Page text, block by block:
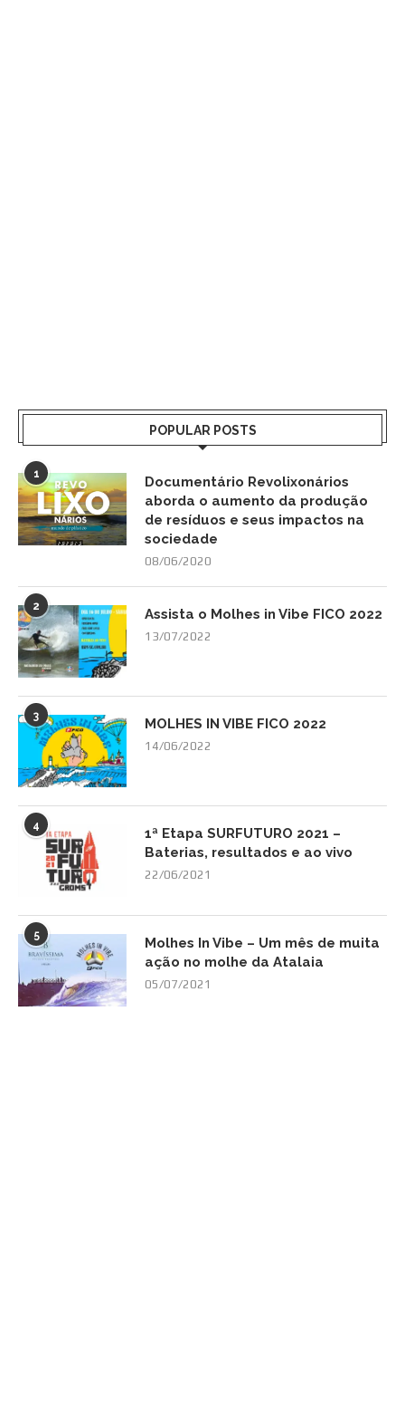
POPULAR POSTS
1
Documentário Revolixonários
aborda o aumento da produção
de resíduos e seus impactos na
sociedade
08/06/2020
2 Assista o Molhes in Vibe FICO 2022
13/07/2022
3 MOLHES IN VIBE FICO 2022
14/06/2022
4
1ª Etapa SURFUTURO 2021 –
Baterias, resultados e ao vivo
22/06/2021
5
Molhes In Vibe – Um mês de muita
ação no molhe da Atalaia
05/07/2021